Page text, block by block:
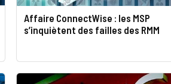
Affaire ConnectWise : les MSP
s’inquiètent des failles des RMM